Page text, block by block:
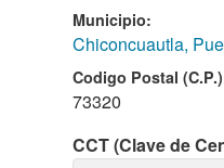
Municipio:
Chiconcuautla,
Codigo Postal
73320
CCT (Clave de